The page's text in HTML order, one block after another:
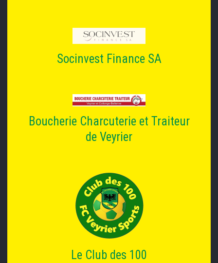
Socinvest Finance SA
Boucherie Charcuterie et Traiteur
de Veyrier
Le Club des 100